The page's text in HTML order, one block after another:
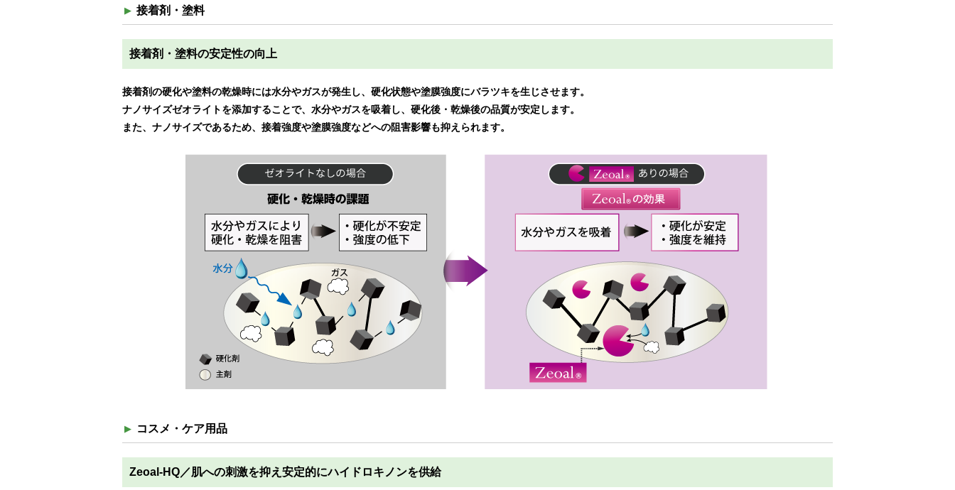
接着剤・塗料
接着剤・塗料の安定性の向上
接着剤の硬化や塗料の乾燥時には水分やガスが発生し、硬化状態や塗膜強度にバラツキを生じさせます。
ナノサイズゼオライトを添加することで、水分やガスを吸着し、硬化後・乾燥後の品質が安定します。
また、ナノサイズであるため、接着強度や塗膜強度などへの阻害影響も抑えられます。
コスメ・ケア用品
Zeoal-HQ／肌への刺激を抑え安定的にハイドロキノンを供給